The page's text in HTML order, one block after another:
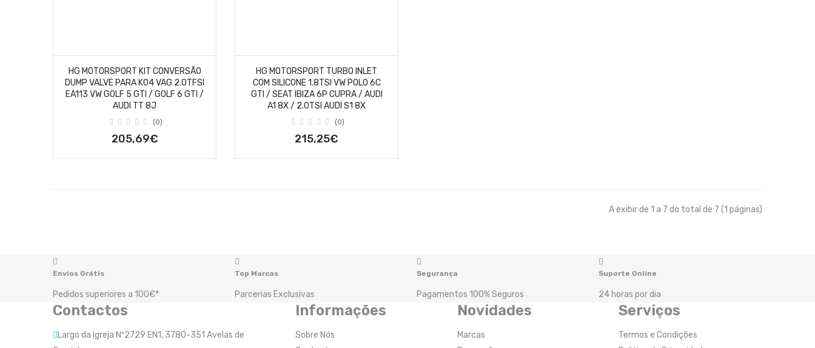
HG MOTORSPORT KIT CONVERSÃO
DUMP VALVE PARA K04 VAG 2.0TFSI
EA113 VW GOLF 5 GTI / GOLF 6 GTI /
AUDI TT 8J
(0)
205,69€
HG MOTORSPORT TURBO INLET
COM SILICONE 1.8TSI VW POLO 6C
GTI / SEAT IBIZA 6P CUPRA / AUDI
A1 8X / 2.0TSI AUDI S1 8X
(0)
215,25€
A exibir de 1 a 7 do total de 7 (1 páginas)
Envios Grátis
Pedidos superiores a 100€*
Top Marcas
Parcerias Exclusivas
Segurança
Pagamentos 100% Seguros
Suporte Online
24 horas por dia
Contactos
Largo da Igreja Nº2729 EN1, 3780-351 Avelas de
Informações
Sobre Nós
Novidades
Marcas
Serviços
Termos e Condições